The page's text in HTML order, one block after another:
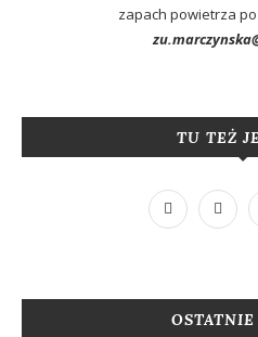
zapach powietrza
TU TEŻ